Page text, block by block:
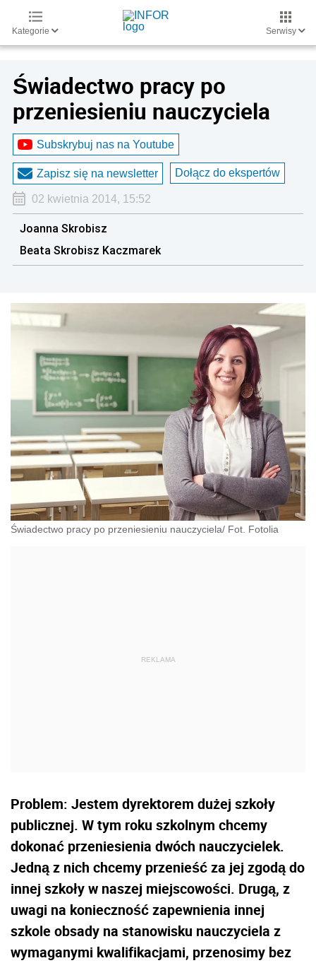
Kategorie Serwisy
Świadectwo pracy po
przeniesieniu nauczyciela
Subskrybuj nas na Youtube
Zapisz się na newsletter Dołącz do ekspertów
02 kwietnia 2014, 15:52
Joanna Skrobisz
Beata Skrobisz Kaczmarek
Świadectwo pracy po przeniesieniu nauczyciela/ Fot. Fotolia
Problem: Jestem dyrektorem dużej szkoły
publicznej. W tym roku szkolnym chcemy
dokonać przeniesienia dwóch nauczycielek.
Jedną z nich chcemy przenieść za jej zgodą do
innej szkoły w naszej miejscowości. Drugą, z
uwagi na konieczność zapewnienia innej
szkole obsady na stanowisku nauczyciela z
wymaganymi kwalifikacjami, przenosimy bez